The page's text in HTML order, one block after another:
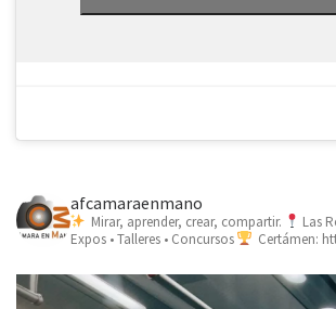
afcamaraenmano
Mirar, aprender, crear, compartir.
Las
Expos • Talleres • Concursos
Certámen: